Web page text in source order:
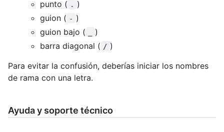
punto ( .
)
guion ( - )
guion bajo (
)
barra diagonal ( / )
Para evitar la confusión, deberías iniciar los nombres
de rama con una letra.
Ayuda y soporte técnico